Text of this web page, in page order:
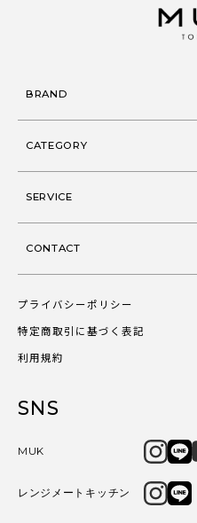
BRAND
CATEGORY
SERVICE
CONTACT
プライバシーポリシー
特定商取引に基づく表記
利用規約
SNS
MUK
レンジメートキッチン